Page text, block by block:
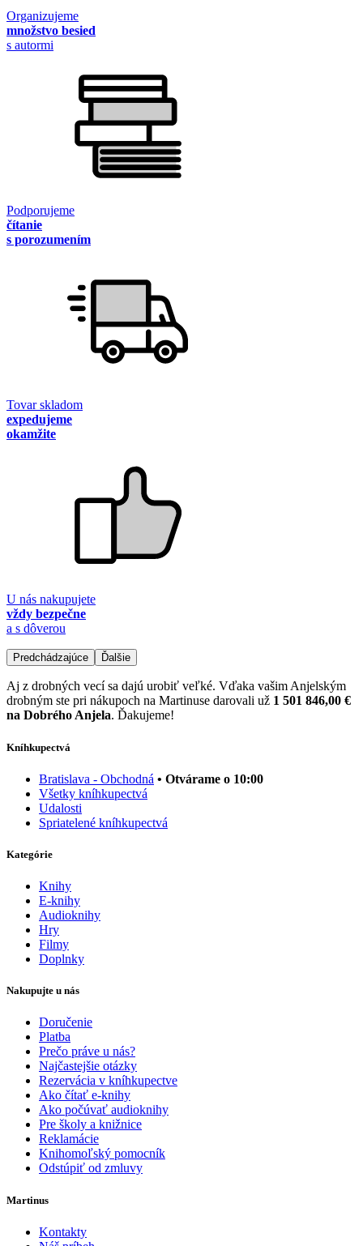
Organizujeme
množstvo besied
s autormi
Podporujeme
čítanie
s porozumením
Tovar skladom
expedujeme
okamžite
U nás nakupujete
vždy bezpečne
a s dôverou
Predchádzajúce Ďalšie
Aj z drobných vecí sa dajú urobiť veľké. Vďaka vašim Anjelským
drobným ste pri nákupoch na Martinuse darovali už 1 501 846,00 €
na Dobrého Anjela. Ďakujeme!
Kníhkupectvá
Bratislava - Obchodná • Otvárame o 10:00
Všetky kníhkupectvá
Udalosti
Spriatelené kníhkupectvá
Kategórie
Knihy
E-knihy
Audioknihy
Hry
Filmy
Doplnky
Nakupujte u nás
Doručenie
Platba
Prečo práve u nás?
Najčastejšie otázky
Rezervácia v kníhkupectve
Ako čítať e-knihy
Ako počúvať audioknihy
Pre školy a knižnice
Reklamácie
Knihomoľský pomocník
Odstúpiť od zmluvy
Martinus
Kontakty